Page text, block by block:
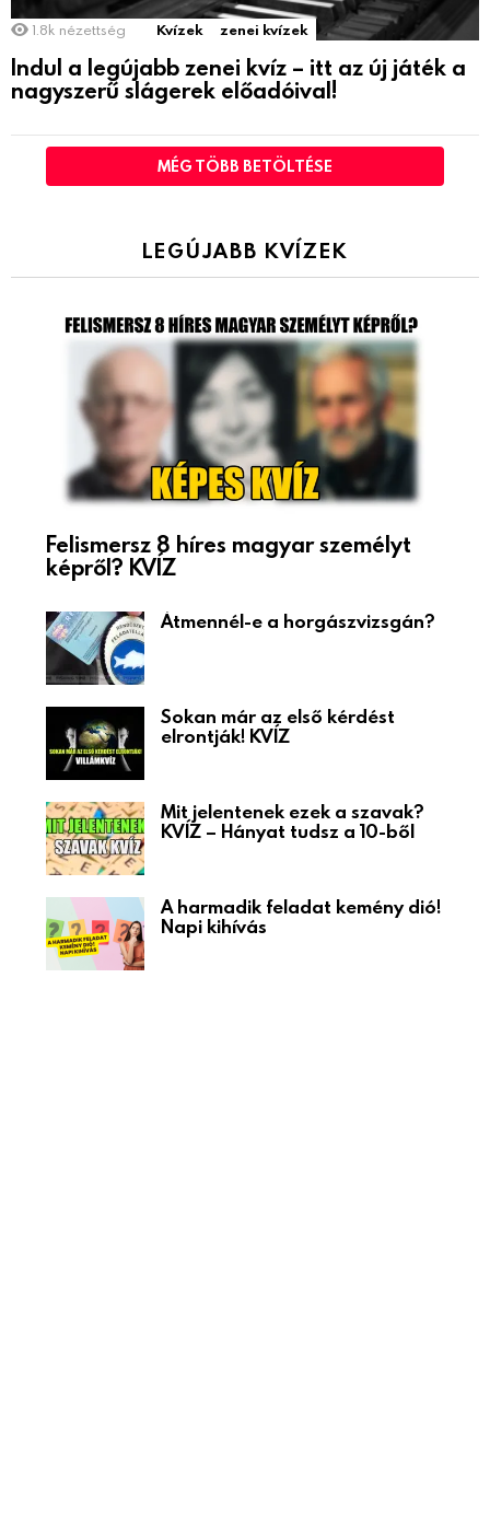
1.8k nézettség Kvízek zenei kvízek
Indul a legújabb zenei kvíz – itt az új játék a
nagyszerű slágerek előadóival!
MÉG TÖBB BETÖLTÉSE
LEGÚJABB KVÍZEK
Felismersz 8 híres magyar személyt
képről? KVÍZ
Átmennél-e a horgászvizsgán?
Sokan már az első kérdést
elrontják! KVÍZ
Mit jelentenek ezek a szavak?
KVÍZ – Hányat tudsz a 10-ből
A harmadik feladat kemény dió!
Napi kihívás